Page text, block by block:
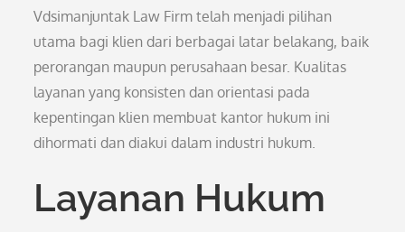
Vdsimanjuntak Law Firm telah menjadi pilihan
utama bagi klien dari berbagai latar belakang, baik
perorangan maupun perusahaan besar. Kualitas
layanan yang konsisten dan orientasi pada
kepentingan klien membuat kantor hukum ini
dihormati dan diakui dalam industri hukum.
Layanan Hukum